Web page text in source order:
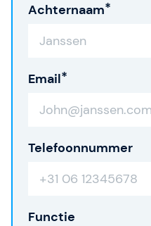
Achternaam
Email
Telefoonnummer
Functie